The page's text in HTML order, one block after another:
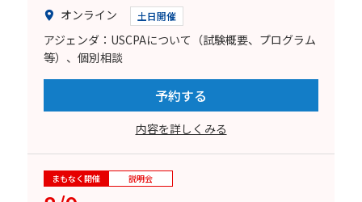
オンライン 土日開催
アジェンダ：USCPAについて（試験概要、プログラム
等）、個別相談
予約する
内容を詳しくみる
まもなく開催 説明会